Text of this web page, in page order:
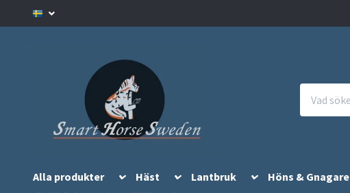
Alla produkter Häst Lantbruk Höns & Gnagare